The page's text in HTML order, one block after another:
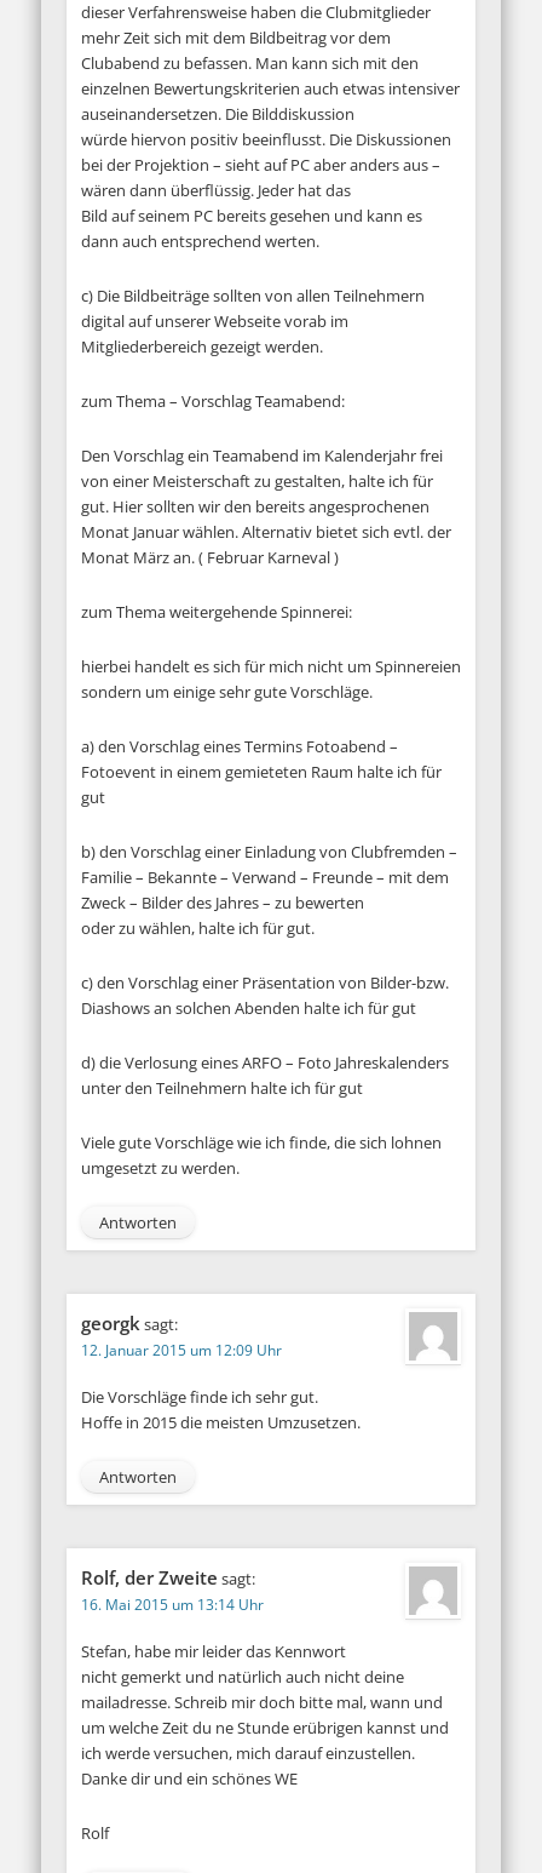
dieser Verfahrensweise haben die Clubmitglieder
mehr Zeit sich mit dem Bildbeitrag vor dem
Clubabend zu befassen. Man kann sich mit den
einzelnen Bewertungskriterien auch etwas intensiver
auseinandersetzen. Die Bilddiskussion
würde hiervon positiv beeinflusst. Die Diskussionen
bei der Projektion – sieht auf PC aber anders aus –
wären dann überflüssig. Jeder hat das
Bild auf seinem PC bereits gesehen und kann es
dann auch entsprechend werten.
c) Die Bildbeiträge sollten von allen Teilnehmern
digital auf unserer Webseite vorab im
Mitgliederbereich gezeigt werden.
zum Thema – Vorschlag Teamabend:
Den Vorschlag ein Teamabend im Kalenderjahr frei
von einer Meisterschaft zu gestalten, halte ich für
gut. Hier sollten wir den bereits angesprochenen
Monat Januar wählen. Alternativ bietet sich evtl. der
Monat März an. ( Februar Karneval )
zum Thema weitergehende Spinnerei:
hierbei handelt es sich für mich nicht um Spinnereien
sondern um einige sehr gute Vorschläge.
a) den Vorschlag eines Termins Fotoabend –
Fotoevent in einem gemieteten Raum halte ich für
gut
b) den Vorschlag einer Einladung von Clubfremden –
Familie – Bekannte – Verwand – Freunde – mit dem
Zweck – Bilder des Jahres – zu bewerten
oder zu wählen, halte ich für gut.
c) den Vorschlag einer Präsentation von Bilder-bzw.
Diashows an solchen Abenden halte ich für gut
d) die Verlosung eines ARFO – Foto Jahreskalenders
unter den Teilnehmern halte ich für gut
Viele gute Vorschläge wie ich finde, die sich lohnen
umgesetzt zu werden.
Antworten
georgksagt:
12. Januar 2015 um 12:09 Uhr
Die Vorschläge finde ich sehr gut.
Hoffe in 2015 die meisten Umzusetzen.
Antworten
Rolf, der Zweite sagt:
16. Mai 2015 um 13:14 Uhr
Stefan, habe mir leider das Kennwort
nicht gemerkt und natürlich auch nicht deine
mailadresse. Schreib mir doch bitte mal, wann und
um welche Zeit du ne Stunde erübrigen kannst und
ich werde versuchen, mich darauf einzustellen.
Danke dir und ein schönes WE
Rolf